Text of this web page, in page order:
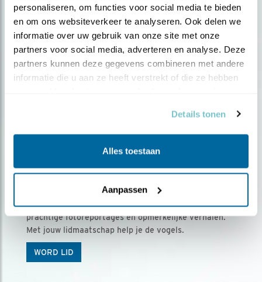
personaliseren, om functies voor social media te bieden
en om ons websiteverkeer te analyseren. Ook delen we
informatie over uw gebruik van onze site met onze
partners voor social media, adverteren en analyse. Deze
partners kunnen deze gegevens combineren met andere
informatie die u aan ze heeft verstrekt of die ze hebben
Details tonen
Alles toestaan
Aanpassen
Ontvang 5 x Vogels voor € 36,00 per jaar
Vogels is het tijdschrift voor onze leden, met
prachtige fotoreportages en opmerkelijke verhalen.
Met jouw lidmaatschap help je de vogels.
WORD LID